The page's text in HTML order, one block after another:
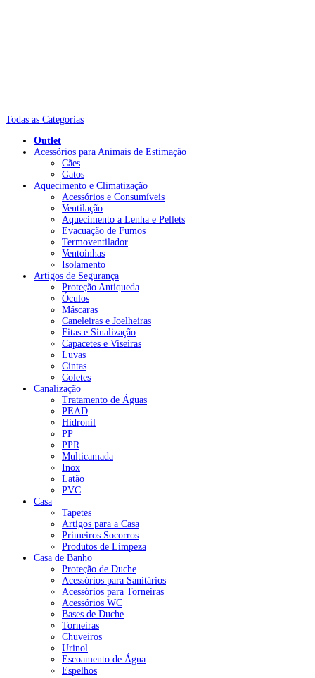
Todas as Categorias
Outlet
Acessórios para Animais de Estimação
Cães
Gatos
Aquecimento e Climatização
Acessórios e Consumíveis
Ventilação
Aquecimento a Lenha e Pellets
Evacuação de Fumos
Termoventilador
Ventoinhas
Isolamento
Artigos de Segurança
Proteção Antiqueda
Óculos
Máscaras
Caneleiras e Joelheiras
Fitas e Sinalização
Capacetes e Viseiras
Luvas
Cintas
Coletes
Canalização
Tratamento de Águas
PEAD
Hidronil
PP
PPR
Multicamada
Inox
Latão
PVC
Casa
Tapetes
Artigos para a Casa
Primeiros Socorros
Produtos de Limpeza
Casa de Banho
Proteção de Duche
Acessórios para Sanitários
Acessórios para Torneiras
Acessórios WC
Bases de Duche
Torneiras
Chuveiros
Urinol
Escoamento de Água
Espelhos